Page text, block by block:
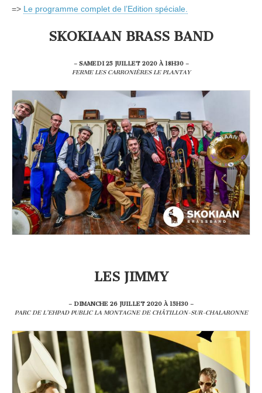
=> Le programme complet de l’Edition spéciale.
SKOKIAAN BRASS BAND
– SAMEDI 25 JUILLET 2020 À 18H30 –
FERME LES CARRONIÈRES LE PLANTAY
LES JIMMY
– DIMANCHE 26 JUILLET 2020 À 15H30 –
PARC DE L’EHPAD PUBLIC LA MONTAGNE DE CHÂTILLON-SUR-CHALARONNE